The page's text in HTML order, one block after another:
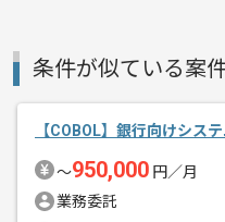
メント
条件が似ている案
【COBOL】銀行向けシス
〜950,000 円／月
業務委託